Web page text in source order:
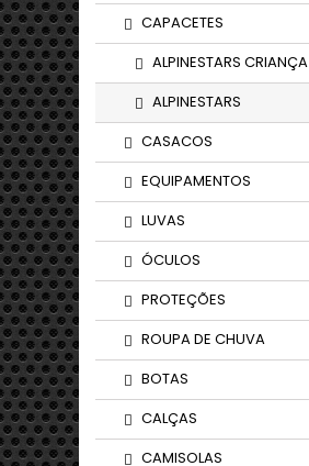
CAPACETES
ALPINESTARS CRIANÇA
ALPINESTARS
CASACOS
EQUIPAMENTOS
LUVAS
ÓCULOS
PROTEÇÕES
ROUPA DE CHUVA
BOTAS
CALÇAS
CAMISOLAS